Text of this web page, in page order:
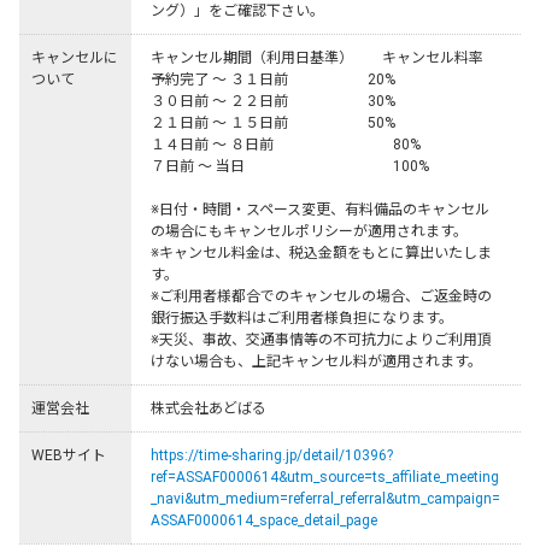
ング）」をご確認下さい。
キャンセルに
ついて
キャンセル期間（利用日基準）	キャンセル料率
予約完了 ～ ３１日前	　　　　　20%
３０日前 ～ ２２日前	　　　　　30%
２１日前 ～ １５日前	　　　　　50%
１４日前 ～ ８日前	　 　　　　　  80%
７日前 ～ 当日	              　　　　　 100%
※日付・時間・スペース変更、有料備品のキャンセル
の場合にもキャンセルポリシーが適用されます。
※キャンセル料金は、税込金額をもとに算出いたしま
す。
※ご利用者様都合でのキャンセルの場合、ご返金時の
銀行振込手数料はご利用者様負担になります。
※天災、事故、交通事情等の不可抗力によりご利用頂
けない場合も、上記キャンセル料が適用されます。
運営会社 株式会社あどばる
WEBサイト
https://time-sharing.jp/detail/10396?
ref=ASSAF0000614&utm_source=ts_affiliate_meeting
_navi&utm_medium=referral_referral&utm_campaign=
ASSAF0000614_space_detail_page